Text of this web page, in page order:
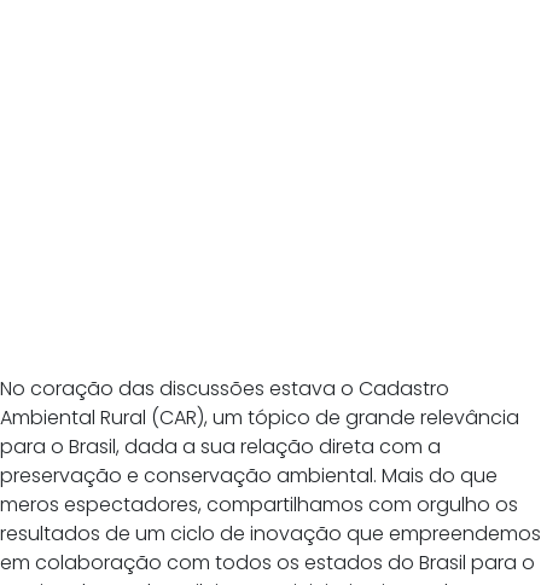
No coração das discussões estava o Cadastro
Ambiental Rural (CAR), um tópico de grande relevância
para o Brasil, dada a sua relação direta com a
preservação e conservação ambiental. Mais do que
meros espectadores, compartilhamos com orgulho os
resultados de um ciclo de inovação que empreendemos
em colaboração com todos os estados do Brasil para o